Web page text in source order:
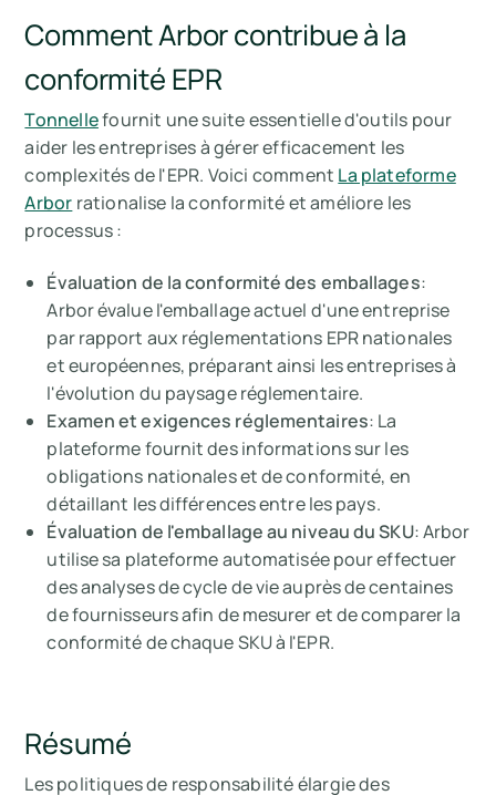
Comment Arbor contribue à la
conformité EPR
Tonnellefournit une suite essentielle d'outils pour
aider les entreprises à gérer efficacement les
complexités de l'EPR. Voici comment La plateforme
Arbor rationalise la conformité et améliore les
processus :
Évaluation de la conformité des emballages:
Arbor évalue l'emballage actuel d'une entreprise
par rapport aux réglementations EPR nationales
et européennes, préparant ainsi les entreprises à
l'évolution du paysage réglementaire.
Examen et exigences réglementaires: La
plateforme fournit des informations sur les
obligations nationales et de conformité, en
détaillant les différences entre les pays.
Évaluation de l'emballage au niveau du SKU: Arbor
utilise sa plateforme automatisée pour effectuer
des analyses de cycle de vie auprès de centaines
de fournisseurs afin de mesurer et de comparer la
conformité de chaque SKU à l'EPR.
Résumé
Les politiques de responsabilité élargie des